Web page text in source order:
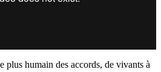
plus humain des accords, de vivants à